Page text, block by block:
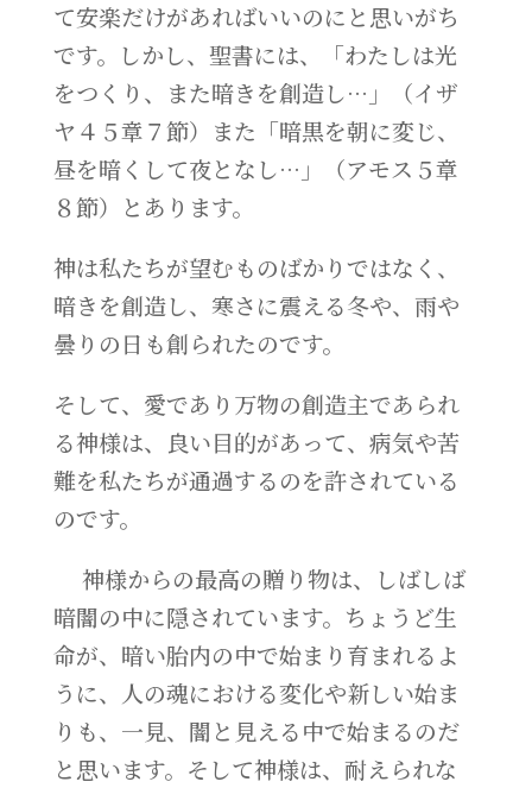
て安楽だけがあればいいのにと思いがち
です。しかし、聖書には、「わたしは光
をつくり、また暗きを創造し…」（イザ
ヤ４５章７節）また「暗黒を朝に変じ、
昼を暗くして夜となし…」（アモス５章
８節）とあります。
神は私たちが望むものばかりではなく、
暗きを創造し、寒さに震える冬や、雨や
曇りの日も創られたのです。
そして、愛であり万物の創造主であられ
る神様は、良い目的があって、病気や苦
難を私たちが通過するのを許されている
のです。
神様からの最高の贈り物は、しばしば
暗闇の中に隠されています。ちょうど生
命が、暗い胎内の中で始まり育まれるよ
うに、人の魂における変化や新しい始ま
りも、一見、闇と見える中で始まるのだ
と思います。そして神様は、耐えられな